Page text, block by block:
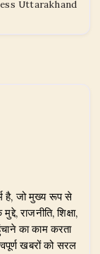
Uttarakhand
है, जो मुख्य रूप से
राजनीति, शिक्षा,
का काम करता
खबरों को सरल